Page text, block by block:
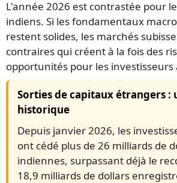
L'année 2026 est contrastée pour
indiens. Si les fondamentaux
restent solides, les marchés
contraires qui créent à la fois des
opportunités pour les investisseurs
Sorties de capitaux étrangers :
historique
Depuis janvier 2026, les
ont cédé plus de 26 milliards de
indiennes, surpassant déjà le
18,9 milliards de dollars